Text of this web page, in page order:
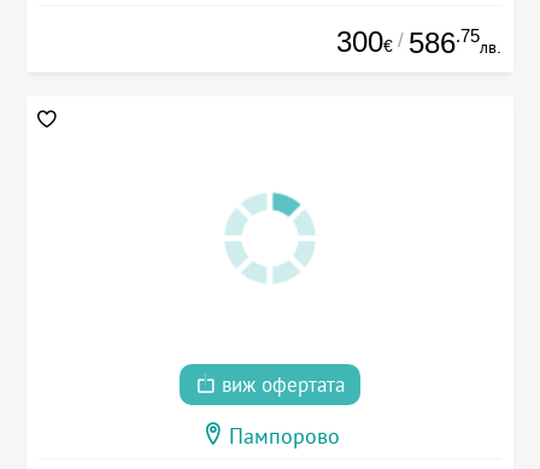
300€ / 586.75
лв.
виж офертата
Пампорово